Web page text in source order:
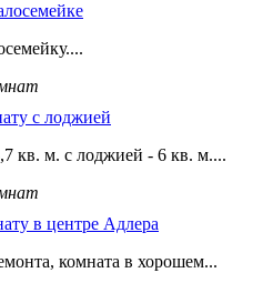
с лоджией
кв. м. с лоджией - 6 кв. м....
в центре Адлера
комната в хорошем...